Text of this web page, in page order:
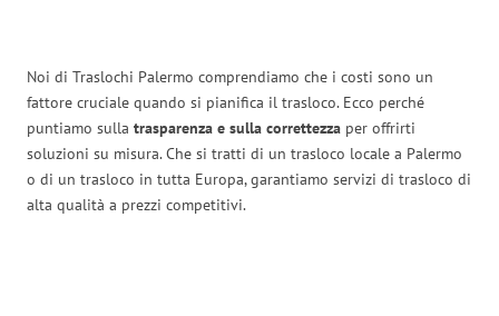
Noi di Traslochi Palermo comprendiamo che i costi sono un
fattore cruciale quando si pianifica il trasloco. Ecco perché
puntiamo sulla trasparenza e sulla correttezza per offrirti
soluzioni su misura. Che si tratti di un trasloco locale a Palermo
o di un trasloco in tutta Europa, garantiamo servizi di trasloco di
alta qualità a prezzi competitivi.